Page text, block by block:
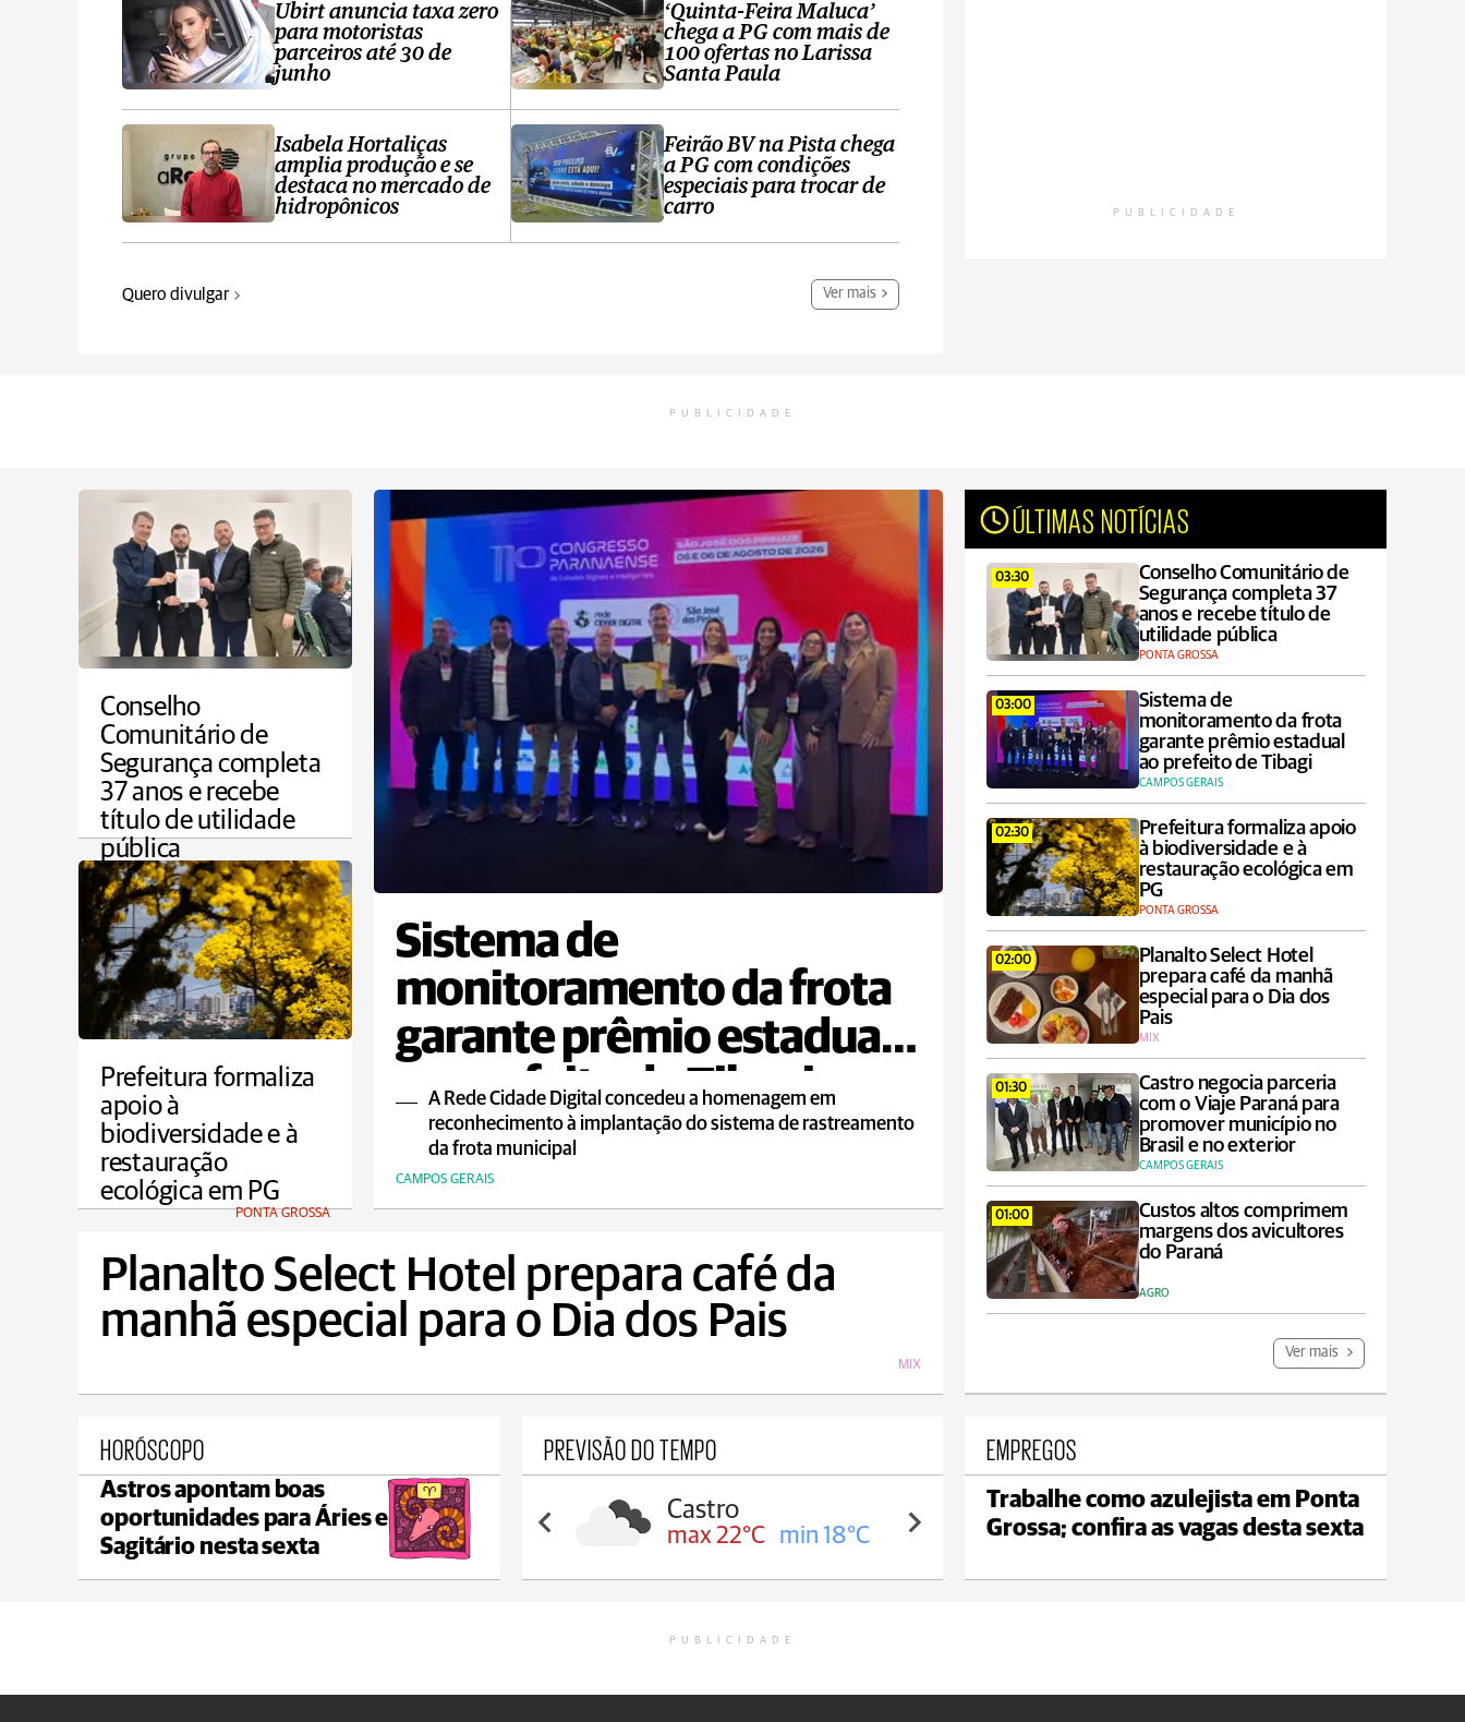
Ubirt anuncia taxa zero
para motoristas
parceiros até 30 de
junho
Isabela Hortaliças
amplia produção e se
destaca no mercado de
hidropônicos
‘Quinta-Feira Maluca’
chega a PG com mais de
100 ofertas no Larissa
Santa Paula
Feirão BV na Pista chega
a PG com condições
especiais para trocar de
carro
Quero divulgar Ver mais
PUBLICIDADE
PUBLICIDADE
Conselho
Comunitário de
Segurança completa
37 anos e recebe
título de utilidade
pública
PONTA GROSSA
Sistema de
monitoramento da frota
garante prêmio estadual
ao prefeito de Tibagi
A Rede Cidade Digital concedeu a homenagem em
reconhecimento à implantação do sistema de rastreamento
da frota municipal
CAMPOS GERAIS
ÚLTIMAS NOTÍCIAS
03:30
Conselho Comunitário de
Segurança completa 37
anos e recebe título de
utilidade pública
PONTA GROSSA
03:00
Sistema de
monitoramento da frota
garante prêmio estadual
ao prefeito de Tibagi
CAMPOS GERAIS
02:30
Prefeitura formaliza apoio
à biodiversidade e à
restauração ecológica em
PG
PONTA GROSSA
02:00
Planalto Select Hotel
prepara café da manhã
especial para o Dia dos
Pais
MIX
01:30
Castro negocia parceria
com o Viaje Paraná para
promover município no
Brasil e no exterior
CAMPOS GERAIS
01:00
Custos altos comprimem
margens dos avicultores
do Paraná
AGRO
Ver mais
Prefeitura formaliza
apoio à
biodiversidade e à
restauração
ecológica em PG
PONTA GROSSA
Planalto Select Hotel prepara café da
manhã especial para o Dia dos Pais
MIX
HORÓSCOPO
Astros apontam boas
oportunidades para Áries e
Sagitário nesta sexta
PREVISÃO DO TEMPO
Ponta Grossa
max 21°C min 18°C
Castro
max 22°C min 18°C
Carambeí
max 21°C min 18°C
EMPREGOS
Trabalhe como azulejista em Ponta
Grossa; confira as vagas desta sexta
PUBLICIDADE